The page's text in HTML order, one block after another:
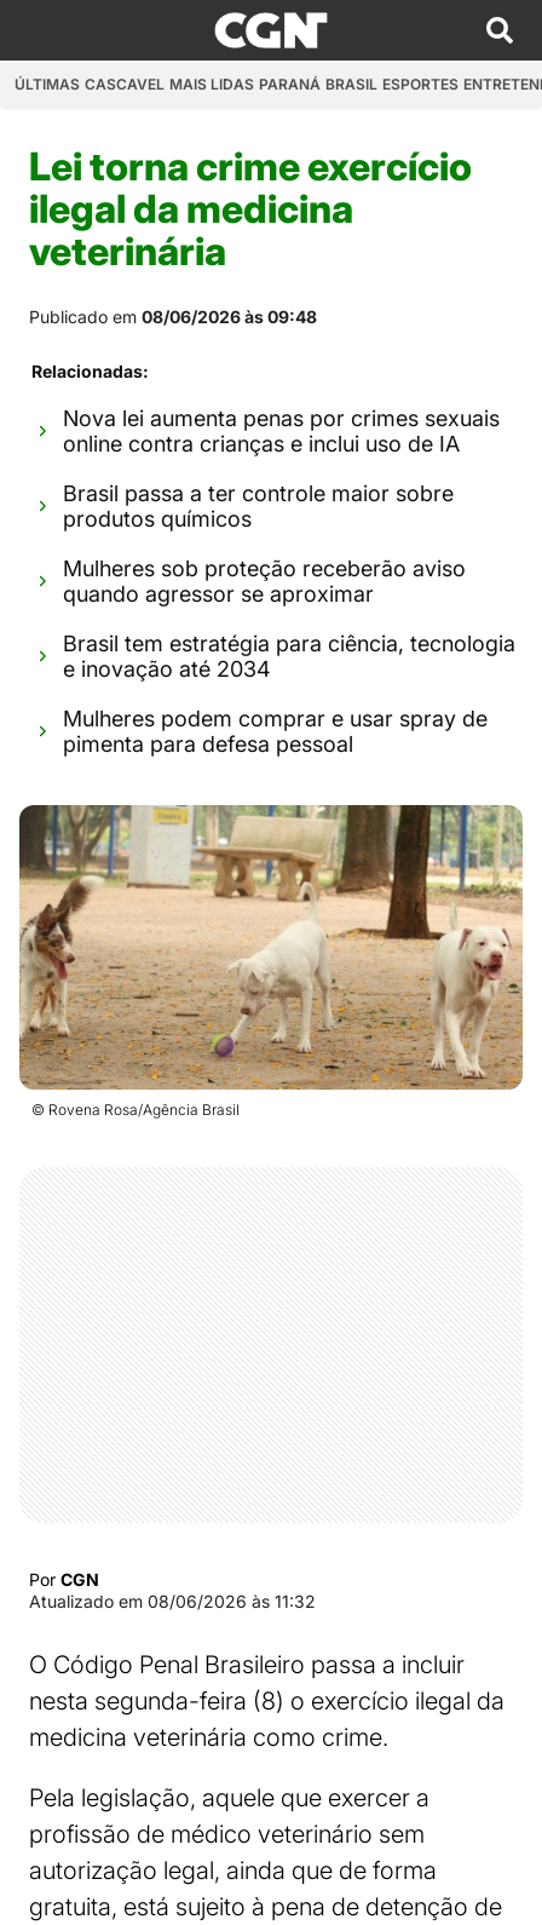
ÚLTIMAS CASCAVEL MAIS LIDAS PARANÁ BRASIL ESPORTES
Lei torna crime exercício
ilegal da medicina
veterinária
Publicado em 08/06/2026 às 09:48
Relacionadas:
Nova lei aumenta penas por crimes sexuais
online contra crianças e inclui uso de IA
Brasil passa a ter controle maior sobre
produtos químicos
Mulheres sob proteção receberão aviso
quando agressor se aproximar
Brasil tem estratégia para ciência, tecnologia
e inovação até 2034
Mulheres podem comprar e usar spray de
pimenta para defesa pessoal
© Rovena Rosa/Agência Brasil
Por CGN
Atualizado em 08/06/2026 às 11:32
O Código Penal Brasileiro passa a incluir
nesta segunda-feira (8) o exercício ilegal da
medicina veterinária como crime.
Pela legislação, aquele que exercer a
profissão de médico veterinário sem
autorização legal, ainda que de forma
gratuita, está sujeito à pena de detenção de